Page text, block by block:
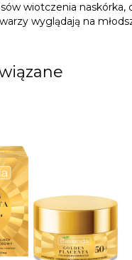
wiotczenia naskórka,
wyglądają na